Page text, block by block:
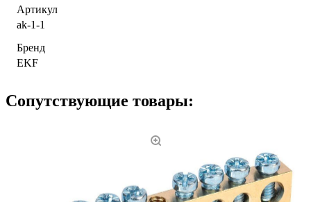
Артикул
ak-1-1
Бренд
EKF
Сопутствующие товары: